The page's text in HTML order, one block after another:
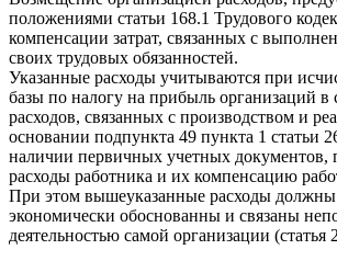
положениями статьи 168.1 Трудового
компенсации затрат, связанных с
своих трудовых обязанностей.
Указанные расходы учитываются при
базы по налогу на прибыль организаций в
расходов, связанных с производством и
основании подпункта 49 пункта 1 статьи
наличии первичных учетных
расходы работника и их компенсацию
При этом вышеуказанные расходы
экономически обоснованны и связаны
деятельностью самой организации (статья